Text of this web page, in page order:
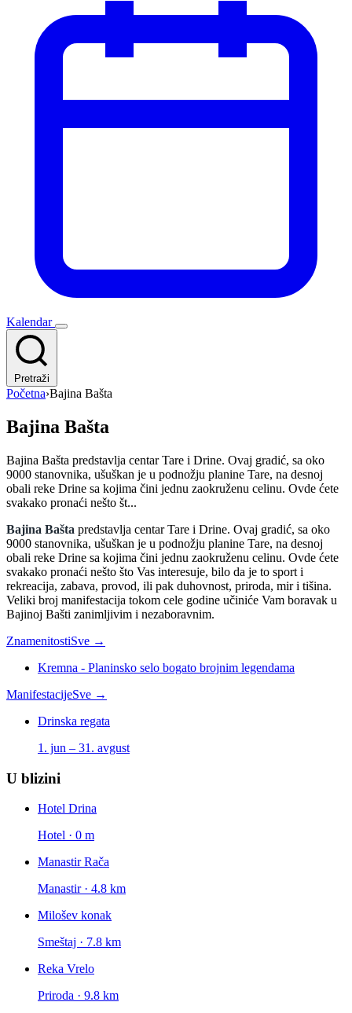
Kalendar
Pretraži
Početna›Bajina Bašta
Bajina Bašta
Bajina Bašta predstavlja centar Tare i Drine. Ovaj gradić, sa oko
9000 stanovnika, ušuškan je u podnožju planine Tare, na desnoj
obali reke Drine sa kojima čini jednu zaokruženu celinu. Ovde ćete
svakako pronaći nešto št...
Bajina Bašta predstavlja centar Tare i Drine. Ovaj gradić, sa oko
9000 stanovnika, ušuškan je u podnožju planine Tare, na desnoj
obali reke Drine sa kojima čini jednu zaokruženu celinu. Ovde ćete
svakako pronaći nešto što Vas interesuje, bilo da je to sport i
rekreacija, zabava, provod, ili pak duhovnost, priroda, mir i tišina.
Veliki broj manifestacija tokom cele godine učiniće Vam boravak u
Bajinoj Bašti zanimljivim i nezaboravnim.
ZnamenitostiSve →
Kremna - Planinsko selo bogato brojnim legendama
ManifestacijeSve →
Drinska regata
1. jun – 31. avgust
U blizini
Hotel Drina
Hotel · 0 m
Manastir Rača
Manastir · 4.8 km
Milošev konak
Smeštaj · 7.8 km
Reka Vrelo
Priroda · 9.8 km